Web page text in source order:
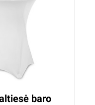
baro